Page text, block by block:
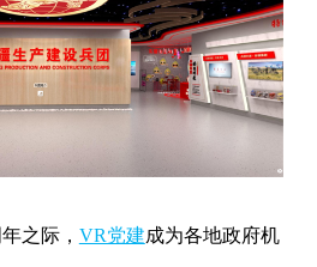
之际， VR党建成为各地政府机